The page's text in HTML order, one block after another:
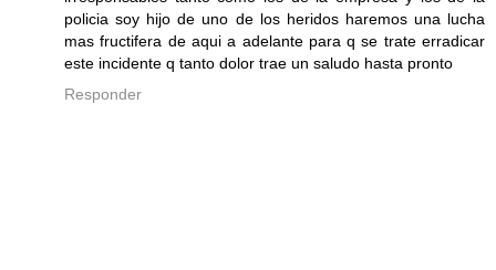
policia soy hijo de uno de los heridos haremos una lucha
mas fructifera de aqui a adelante para q se trate erradicar
este incidente q tanto dolor trae un saludo hasta pronto
Responder